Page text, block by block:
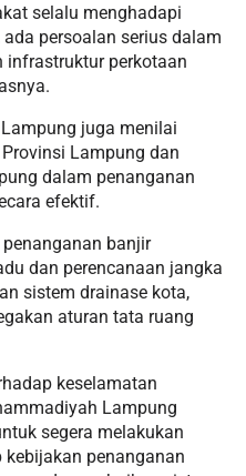
selalu menghadapi
persoalan serius dalam
infrastruktur perkotaan
juga menilai
Lampung dan
dalam penanganan
efektif.
banjir
dan perencanaan jangka
sistem drainase kota,
aturan tata ruang
keselamatan
Lampung
segera melakukan
penanganan